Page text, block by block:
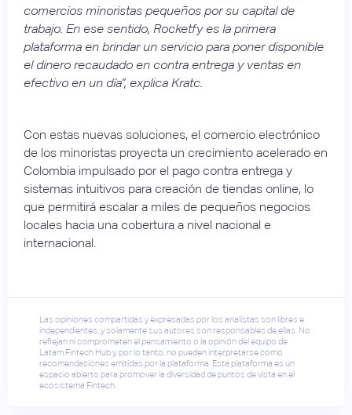
comercios minoristas pequeños por su capital de
trabajo. En ese sentido, Rocketfy es la primera
plataforma en brindar un servicio para poner disponible
el dinero recaudado en contra entrega y ventas en
efectivo en un día”, explica Kratc.
Con estas nuevas soluciones, el comercio electrónico
de los minoristas proyecta un crecimiento acelerado en
Colombia impulsado por el pago contra entrega y
sistemas intuitivos para creación de tiendas online, lo
que permitirá escalar a miles de pequeños negocios
locales hacia una cobertura a nivel nacional e
internacional.
Las opiniones compartidas y expresadas por los analistas son libres e
independientes, y solamente sus autores son responsables de ellas. No
reflejan ni comprometen el pensamiento o la opinión del equipo de
Latam Fintech Hub y, por lo tanto, no pueden interpretarse como
recomendaciones emitidas por la plataforma. Esta plataforma es un
espacio abierto para promover la diversidad de puntos de vista en el
ecosistema Fintech.